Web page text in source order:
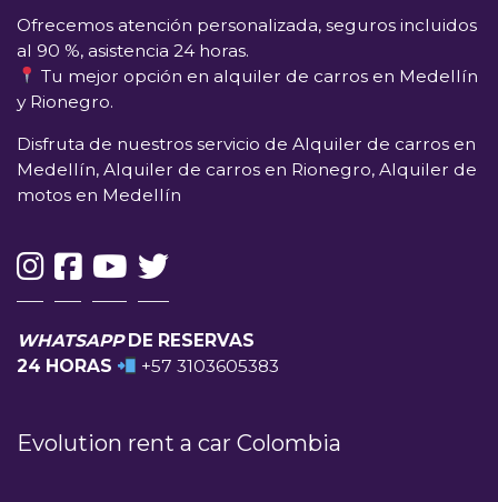
Ofrecemos atención personalizada, seguros incluidos
al 90 %, asistencia 24 horas.
Tu mejor opción en alquiler de carros en Medellín
y Rionegro.
Disfruta de nuestros servicio de Alquiler de carros en
Medellín, Alquiler de carros en Rionegro, Alquiler de
motos en Medellín
WHATSAPPDE RESERVAS
24 HORAS
+57 3103605383
Evolution rent a car Colombia